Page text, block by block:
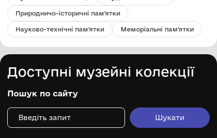
Природничо-історичні пам'ятки
Науково-технічні пам'ятки Меморіальні пам'ятки
Доступні музейні колекції
Пошук по сайту